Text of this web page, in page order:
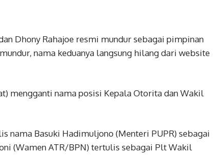
Dhony Rahajoe resmi mundur sebagai pimpinan
nama keduanya langsung hilang dari website
mengganti nama posisi Kepala Otorita dan Wakil
nama Basuki Hadimuljono (Menteri PUPR) sebagai
(Wamen ATR/BPN) tertulis sebagai Plt Wakil